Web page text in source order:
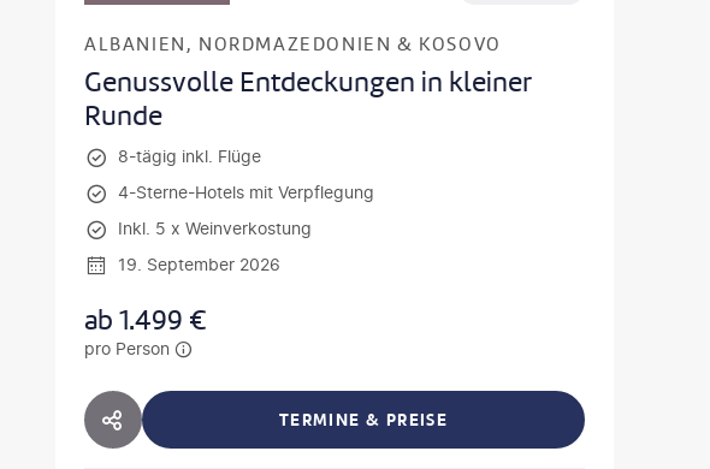
ALBANIEN, NORDMAZEDONIEN & KOSOVO
Genussvolle Entdeckungen in kleiner
Runde
8-tägig inkl. Flüge
4-Sterne-Hotels mit Verpflegung
Inkl. 5 x Weinverkostung
19. September 2026
ab1.499 €
pro Person
HOTEL TEILEN TERMINE & PREISE